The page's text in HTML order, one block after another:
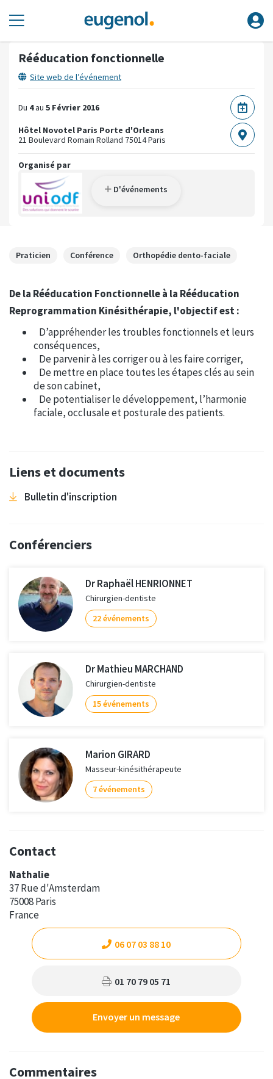
Rééducation fonctionnelle
Site web de l’événement
Du 4au 5 Février 2016
Hôtel Novotel Paris Porte d'Orleans
21 Boulevard Romain Rolland 75014 Paris
Organisé par
D'événements
Praticien Conférence Orthopédie dento-faciale
De la Rééducation Fonctionnelle à la Rééducation
Reprogrammation Kinésithérapie, l'objectif est :
D’appréhender les troubles fonctionnels et leurs
conséquences,
De parvenir à les corriger ou à les faire corriger,
De mettre en place toutes les étapes clés au sein
de son cabinet,
De potentialiser le développement, l’harmonie
faciale, occlusale et posturale des patients.
Liens et documents
Bulletin d'inscription
Conférenciers
Dr Raphaël HENRIONNET
Chirurgien-dentiste
22 événements
Dr Mathieu MARCHAND
Chirurgien-dentiste
15 événements
Marion GIRARD
Masseur-kinésithérapeute
7 événements
Contact
Nathalie
37 Rue d'Amsterdam
75008 Paris
France
06 07 03 88 10
01 70 79 05 71
Envoyer un message
Commentaires